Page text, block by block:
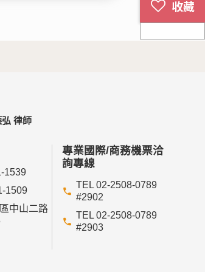
律師
1539
1509
中山二路
專業國際/商務機票洽
詢專線
TEL 02-2508-0789
#2902
TEL 02-2508-0789
#2903